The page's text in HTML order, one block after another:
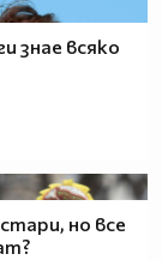
знае всяко
но все